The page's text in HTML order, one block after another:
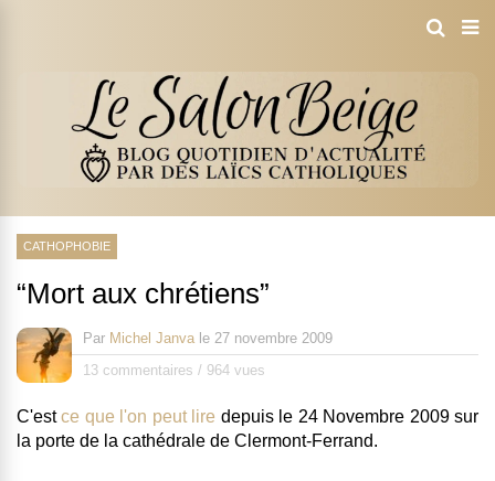
CATHOPHOBIE
“Mort aux chrétiens”
Par Michel Janva le 27 novembre 2009
13 commentaires / 964 vues
C'estce que l'on peut lire depuis le 24 Novembre 2009sur
la porte de la cathédrale de Clermont-Ferrand.